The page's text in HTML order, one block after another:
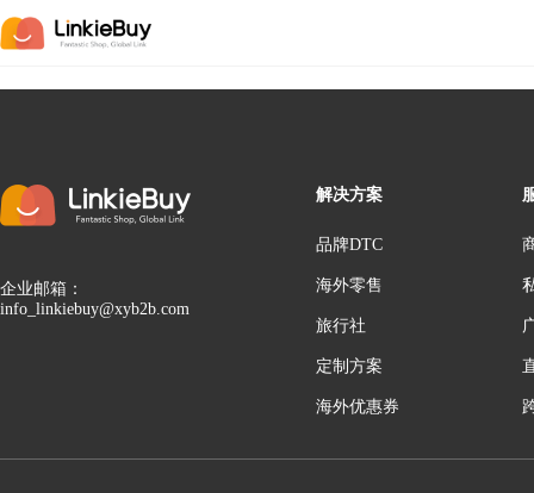
企业邮箱：
info_linkiebuy@xyb2b.com
解决方案
品牌DTC
海外零售
旅行社
定制方案
海外优惠券